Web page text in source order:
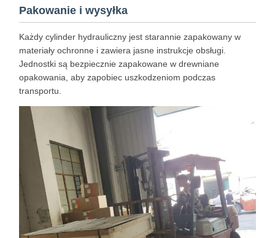
Pakowanie i wysyłka
Każdy cylinder hydrauliczny jest starannie zapakowany w
materiały ochronne i zawiera jasne instrukcje obsługi.
Jednostki są bezpiecznie zapakowane w drewniane
opakowania, aby zapobiec uszkodzeniom podczas
transportu.